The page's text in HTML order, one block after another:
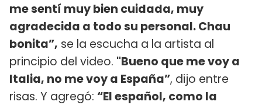
me sentí muy bien cuidada, muy
agradecida a todo su personal. Chau
bonita”, se la escucha a la artista al
principio del video. "Bueno que me voy a
Italia, no me voy a España”, dijo entre
risas. Y agregó: “El español, como la